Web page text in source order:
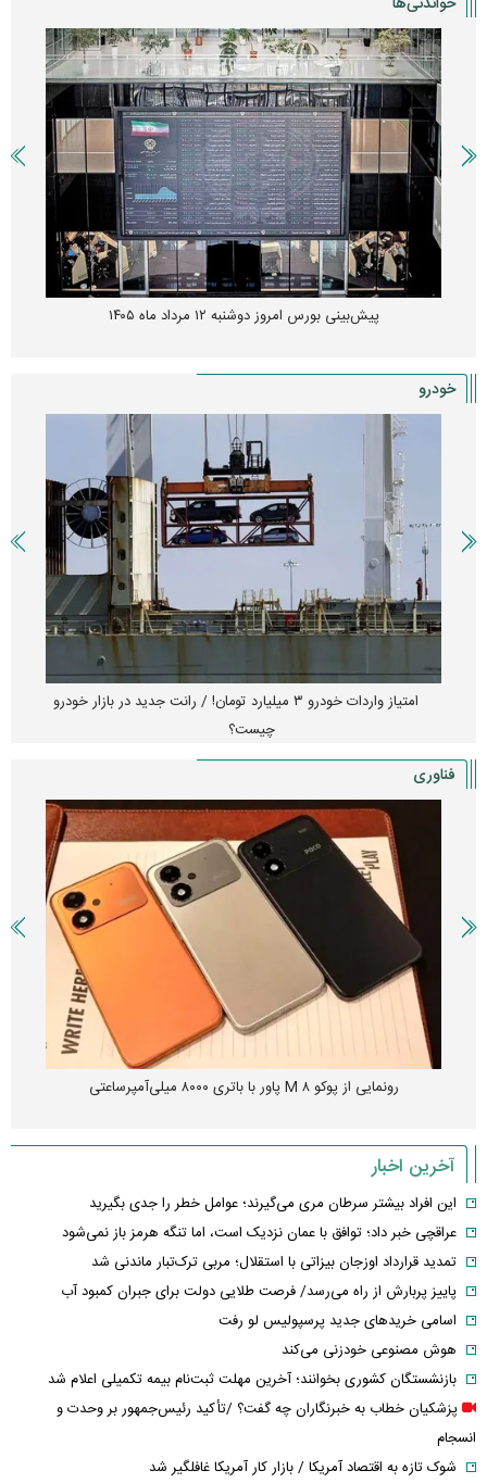
پیش‌بینی بورس امروز دوشنبه ۱۲ مرداد ماه ۱۴۰۵
خودرو
امتیاز واردات خودرو ۳ میلیارد تومان! / رانت جدید در بازار خودرو
چیست؟
فناوری
رونمایی از پوکو M ۸ پاور با باتری ۸۰۰۰ میلی‌آمپرساعتی
آخرین اخبار
این افراد بیشتر سرطان مری می‌گیرند؛ عوامل خطر را جدی بگیرید
عراقچی خبر داد؛ توافق با عمان نزدیک است، اما تنگه هرمز باز نمی‌شود
تمدید قرارداد اوزجان بیزاتی با استقلال؛ مربی ترک‌تبار ماندنی شد
پاییز پربارش از راه می‌رسد/ فرصت طلایی دولت برای جبران کمبود آب
اسامی خریدهای جدید پرسپولیس لو رفت
هوش مصنوعی خودزنی می‌کند
بازنشستگان کشوری بخوانند؛ آخرین مهلت ثبت‌نام بیمه تکمیلی اعلام شد
پزشکیان خطاب به خبرنگاران چه گفت؟ /تأکید رئیس‌جمهور بر وحدت و
انسجام
شوک تازه به اقتصاد آمریکا / بازار کار آمریکا غافلگیر شد